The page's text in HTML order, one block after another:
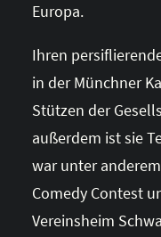
Europa.
Ihren
in der Münchner
Stützen der
außerdem ist sie
war unter
Comedy Contest
Vereinsheim